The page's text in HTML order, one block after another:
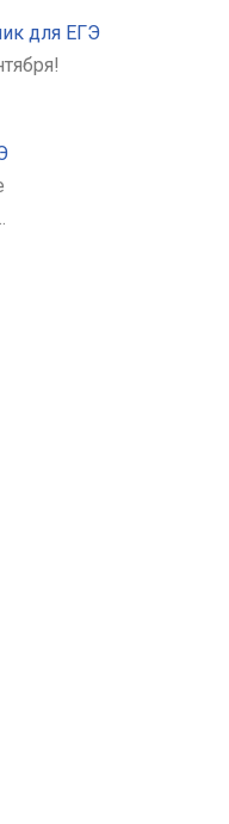
для ЕГЭ